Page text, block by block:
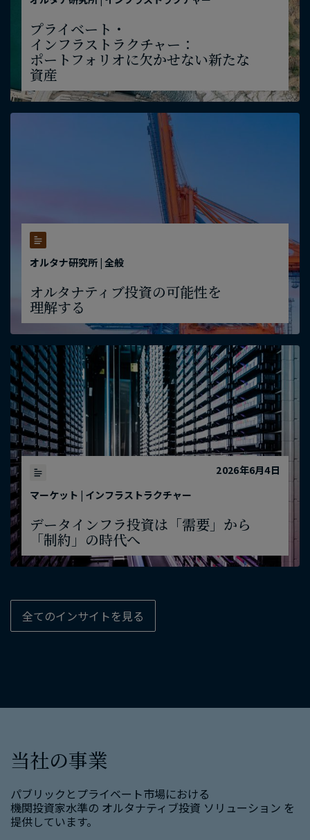
プライベート・
インフラストラクチャー：
ポートフォリオに​欠かせない​新たな​
資産
オルタナ研究所 | 全般
オルタナティブ投資の​可能性を​
理解する
2026年6月4日
マーケット | インフラストラクチャー
データインフラ投資は​「需要」から​
「制約」の​時代へ
全ての​インサイトを​見る
当社の​事業
パブリックと​プライベート市場に​おける​
機関投資家水準の​ オルタナティブ投資 ソリューション を​
提供しています。